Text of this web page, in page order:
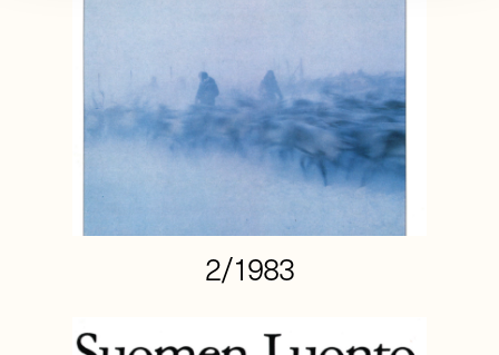
2/1983